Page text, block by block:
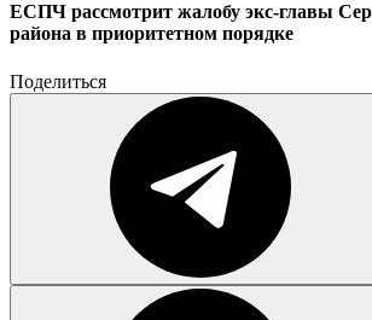
ЕСПЧ рассмотрит жалобу экс-главы
района в приоритетном порядке
Поделиться